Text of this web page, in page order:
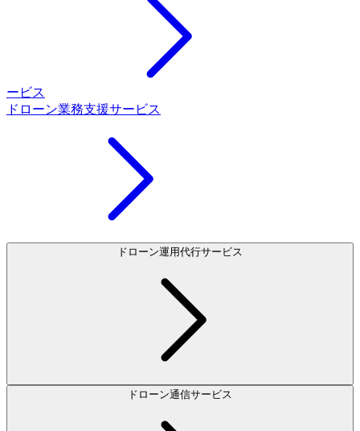
ービス
ドローン業務支援サービス
ドローン運用代行サービス
ドローン通信サービス